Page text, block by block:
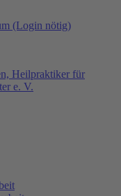
(Login nötig)